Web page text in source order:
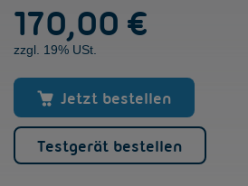
170,00€
zzgl. 19% USt.
Jetzt bestellen
Testgerät bestellen